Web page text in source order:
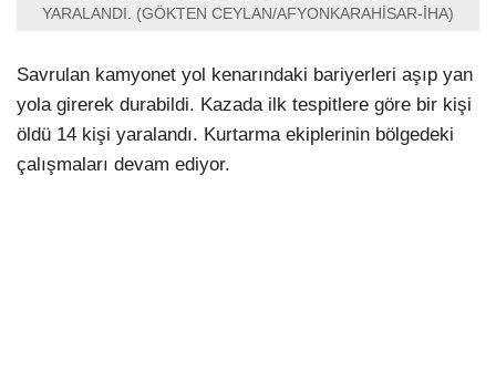
YARALANDI. (GÖKTEN CEYLAN/AFYONKARAHİSAR-İHA)
Savrulan kamyonet yol kenarındaki bariyerleri aşıp yan
yola girerek durabildi. Kazada ilk tespitlere göre bir kişi
öldü 14 kişi yaralandı. Kurtarma ekiplerinin bölgedeki
çalışmaları devam ediyor.